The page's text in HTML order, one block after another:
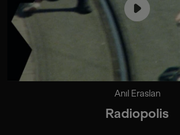
Anıl Eraslan
Radiopolis